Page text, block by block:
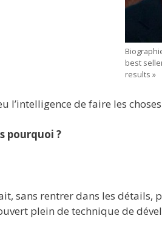
best
results »
l’intelligence de faire les
pourquoi ?
sans rentrer dans les détails,
plein de technique de